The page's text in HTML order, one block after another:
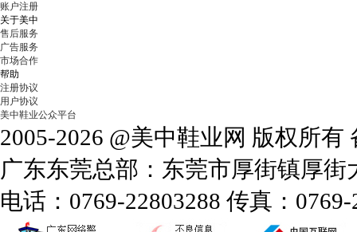
账户注册
关于美中
售后服务
广告服务
市场合作
帮助
注册协议
用户协议
美中鞋业公众平台
2005-2026 @美中鞋业网 版权所有
广东东莞总部：东莞市厚街镇厚
电话：0769-22803288 传真：0769-